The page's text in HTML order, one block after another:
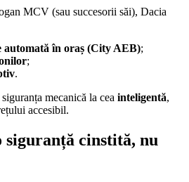
MCV (sau succesorii săi), Dacia
automată în oraș (City AEB);
;
.
mecanică la cea inteligentă,
accesibil.
siguranță cinstită, nu